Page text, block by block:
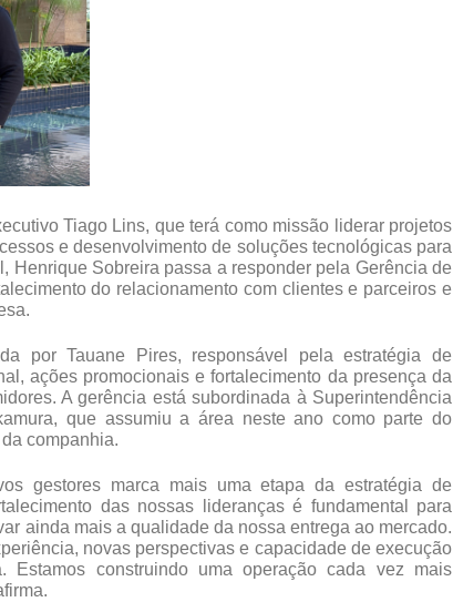
Tiago Lins, que terá como missão liderar projetos
e desenvolvimento de soluções tecnológicas para
Henrique Sobreira passa a responder pela Gerência de
do relacionamento com clientes e parceiros e
por Tauane Pires, responsável pela estratégia de
ações promocionais e fortalecimento da presença da
A gerência está subordinada à Superintendência
que assumiu a área neste ano como parte do
companhia.
gestores marca mais uma etapa da estratégia de
das nossas lideranças é fundamental para
ainda mais a qualidade da nossa entrega ao mercado.
novas perspectivas e capacidade de execução
construindo uma operação cada vez mais